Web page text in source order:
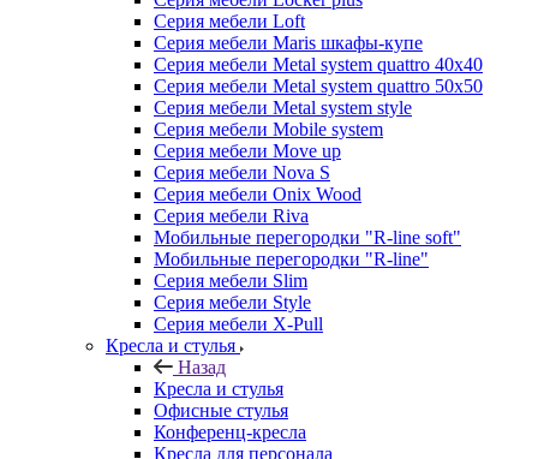
Серия мебели Loft
Серия мебели Maris шкафы-купе
Серия мебели Metal system quattro 40x40
Серия мебели Metal system quattro 50x50
Серия мебели Metal system style
Серия мебели Mobile system
Серия мебели Move up
Серия мебели Nova S
Серия мебели Onix Wood
Серия мебели Riva
Мобильные перегородки "R-line soft"
Мобильные перегородки "R-line"
Серия мебели Slim
Серия мебели Style
Серия мебели X-Pull
Кресла и стулья
Назад
Кресла и стулья
Офисные стулья
Конференц-кресла
Кресла для персонала